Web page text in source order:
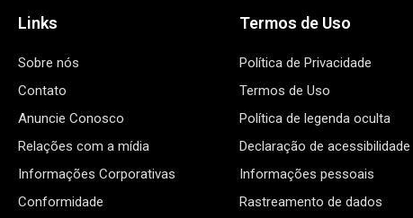
Links
Sobre nós
Contato
Anuncie Conosco
Relações com a mídia
Informações Corporativas
Conformidade
Termos de Uso
Política de Privacidade
Termos de Uso
Política de legenda oculta
Declaração de acessibilidade
Informações pessoais
Rastreamento de dados